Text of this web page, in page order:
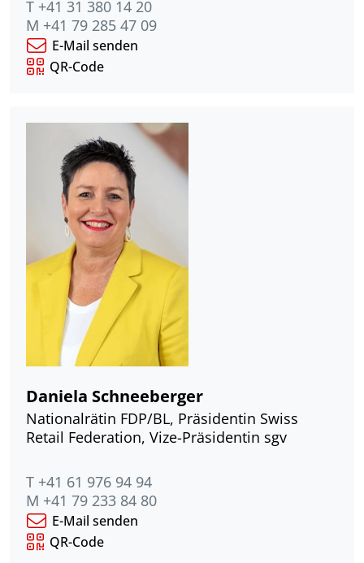
T +41 31 380 14 20
M +41 79 285 47 09
E-Mail senden
QR-Code
Daniela Schneeberger
Nationalrätin FDP/BL, Präsidentin Swiss
Retail Federation, Vize-Präsidentin sgv
T +41 61 976 94 94
M +41 79 233 84 80
E-Mail senden
QR-Code